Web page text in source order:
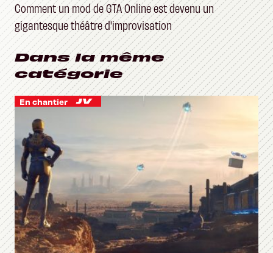
Comment un mod de GTA Online est devenu un
gigantesque théâtre d'improvisation
Dans la même
catégorie
En chantier